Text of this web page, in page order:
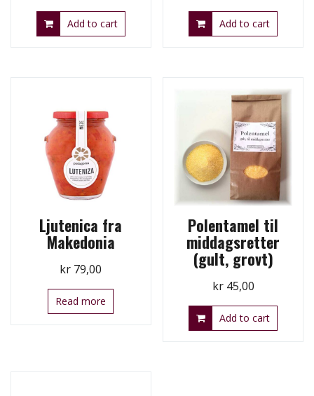
Add to cart Add to cart
Ljutenica fra
Makedonia
kr 79,00
Read more
Polentamel til
middagsretter
(gult, grovt)
kr45,00
Add to cart